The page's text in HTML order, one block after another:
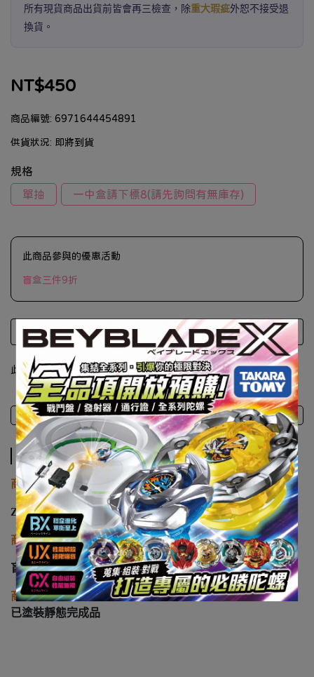
所有現貨商品出貨前皆會再三檢查，除重大瑕疵外恕不接受退
換貨。
NT$450
商品編號: 6971644454891
供貨狀況: 即將到貨
規格
單抽
一中盒請下標8(請先詢問有無庫存)
此商品參與的優惠活動
盲盒三件9折
此商品 「 最高 」可以折抵紅利450點 (約等於NT$450)
商品介紹 注意事項
商品介紹
商品廠牌
ZCWO
商品名稱
盲盒 ZCWO 愚者樂園 FOOLS GARDEN 番茄罐頭湯
商品類型
已塗裝靜態完成品